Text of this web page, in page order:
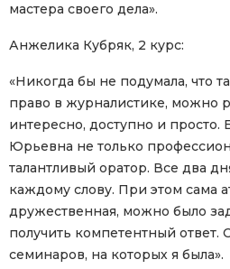
мастера своего дела».
Анжелика Кубряк, 2 курс:
«Никогда бы не подумала, что
право в журналистике, можно
интересно, доступно и просто.
Юрьевна не только
талантливый оратор. Все два
каждому слову. При этом сама
дружественная, можно было
получить компетентный
семинаров, на которых я была».